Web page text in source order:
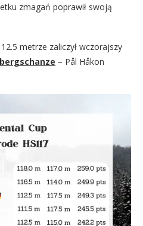
zmagań poprawił swoją
metrze zaliczył wczorajszy
– Pål Håkon